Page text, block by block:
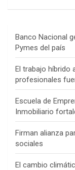
Banco Nacional
Pymes del país
El trabajo híbrido
profesionales
Escuela de
Inmobiliario
Firman alianza
sociales
El cambio